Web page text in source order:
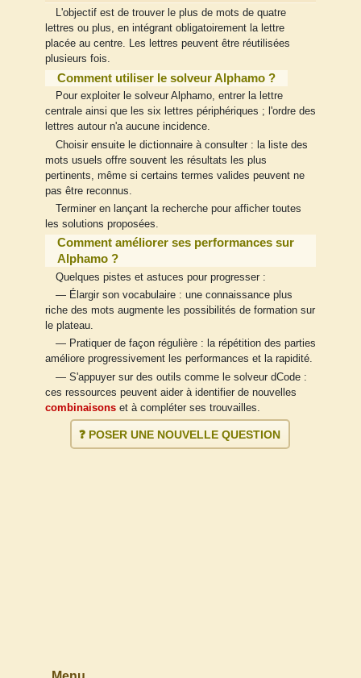
L'objectif est de trouver le plus de mots de quatre
lettres ou plus, en intégrant obligatoirement la lettre
placée au centre. Les lettres peuvent être réutilisées
plusieurs fois.
Comment utiliser le solveur Alphamo ?
Pour exploiter le solveur Alphamo, entrer la lettre
centrale ainsi que les six lettres périphériques ; l'ordre des
lettres autour n'a aucune incidence.
Choisir ensuite le dictionnaire à consulter : la liste des
mots usuels offre souvent les résultats les plus
pertinents, même si certains termes valides peuvent ne
pas être reconnus.
Terminer en lançant la recherche pour afficher toutes
les solutions proposées.
Comment améliorer ses performances sur
Alphamo ?
Quelques pistes et astuces pour progresser :
— Élargir son vocabulaire : une connaissance plus
riche des mots augmente les possibilités de formation sur
le plateau.
— Pratiquer de façon régulière : la répétition des parties
améliore progressivement les performances et la rapidité.
— S'appuyer sur des outils comme le solveur dCode :
ces ressources peuvent aider à identifier de nouvelles
combinaisons et à compléter ses trouvailles.
❓ POSER UNE NOUVELLE QUESTION